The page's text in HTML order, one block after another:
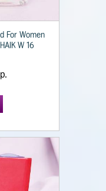
For Women
W 16
р.